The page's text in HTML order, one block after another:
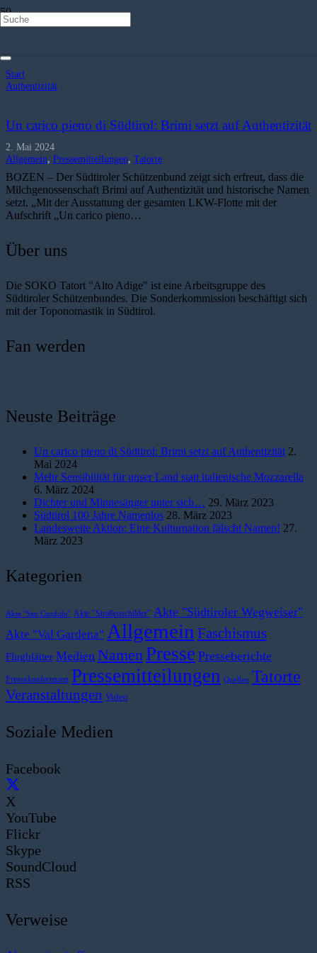
Start
Authentizität
Un carico pieno di Südtirol: Brimi setzt auf Authentizität
2. Mai 2024
Allgemein, Pressemitteilungen, Tatorte
BOZEN – Der Südtiroler Schützenbund zeigt sich erfreut, dass die
Milchgenossenschaft Brimi auf Authentizität und historische Namen
setzt. „Mit der Ausstattung der gesamten LKW-Flotte mit der
Aufschrift „Un carico pieno…
Über uns
Die SOKO Tatort "Alto Adige" ist eine Arbeitsgruppe des
Südtiroler Schützenbundes. Die Sonderkommission beschäftigt sich
mit der Toponomastik in Südtirol.
Fan werden
Neuste Beiträge
Un carico pieno di Südtirol: Brimi setzt auf Authentizität 2.
Mai 2024
Mehr Sensibilität für unser Land statt italienische Mozzarella
6. März 2024
Dichter und Minnesänger unter sich… 29. März 2023
Südtirol 100 Jahre Namenlos 28. März 2023
Landesweite Aktion: Eine Kulturnation fälscht Namen! 27.
März 2023
Kategorien
Akte "San Candido" Akte "Straßenschilder" Akte "Südtiroler Wegweiser"
Akte "Val Gardena" Allgemein Faschismus
Flugblätter Medien Namen Presse Presseberichte
Pressekonferenzen Pressemitteilungen Quellen Tatorte
Veranstaltungen Video
Soziale Medien
Facebook
X
YouTube
Flickr
Skype
SoundCloud
RSS
Verweise